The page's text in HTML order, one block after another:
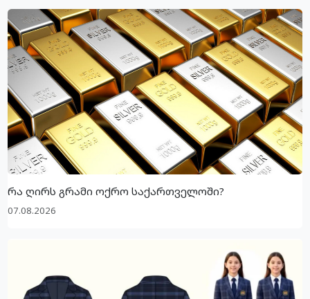
რა ღირს გრამი ოქრო საქართველოში?
07.08.2026